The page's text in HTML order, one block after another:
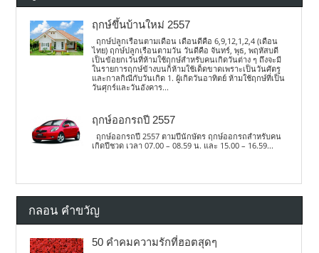
ฤกษ์ขึ้นบ้านใหม่ 2557
ฤกษ์ปลูกเรือนตามเดือน เดือนดีคือ 6,9,12,1,2,4 (เดือน
ไทย) ฤกษ์ปลูกเรือนตามวัน วันดีคือ จันทร์, พุธ, พฤหัสบดี
เป็นข้อยกเว้นที่ห้ามใช้ฤกษ์สำหรับคนเกิดวันต่าง ๆ ถึงจะมี
ในรายการฤกษ์ข้างบนก็ห้ามใช้เด็ดขาดเพราะเป็นวันศัตรู
และกาลกิณีกับวันเกิด 1. ผู้เกิดวันอาทิตย์ ห้ามใช้ฤกษ์ที่เป็น
วันศุกร์และวันอังคาร...
ฤกษ์ออกรถปี 2557
ฤกษ์ออกรถปี 2557 ตามปีนักษัตร ฤกษ์ออกรถสำหรับคน
เกิดปีชวด เวลา 07.00 – 08.59 น. และ 15.00 – 16.59...
กลอน คำขวัญ
50 คำคมความรักที่ฮอตสุดๆ